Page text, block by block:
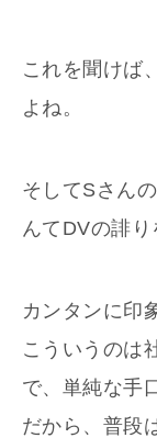
これを聞けば
よね。
そしてSさん
んてDVの誹
カンタンに印
こういうのは
で、単純な手
だから、普段